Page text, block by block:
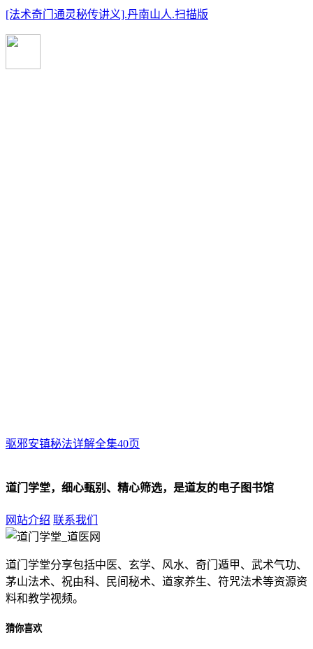
[法术奇门通灵秘传讲义].丹南山人.扫描版
驱邪安镇秘法详解全集40页
道门学堂，细心甄别、精心筛选，是道友的电子图书馆
网站介绍 联系我们
道门学堂分享包括中医、玄学、风水、奇门遁甲、武术气功、
茅山法术、祝由科、民间秘术、道家养生、符咒法术等资源资
料和教学视频。
猜你喜欢